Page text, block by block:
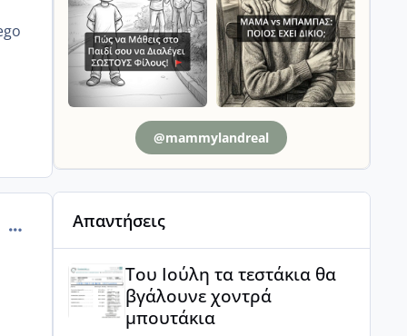
comment_843536
@mammylandreal
Απαντήσεις
Του Ιούλη τα τεστάκια θα
βγάλουνε χοντρά
μπουτάκια